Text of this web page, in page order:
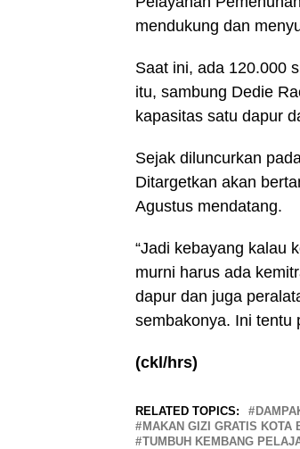
mendukung dan
Saat ini, ada 120.000
itu, sambung Dedie
kapasitas satu dapur
Sejak diluncurkan
Ditargetkan akan
Agustus mendatang.
“Jadi kebayang kalau
murni harus ada
dapur dan juga
sembakonya. Ini tentu
(ckl/hrs)
RELATED TOPICS:
MAKAN GIZI GRATIS KOTA
TUMBUH KEMBANG